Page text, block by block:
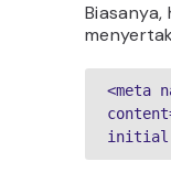
<meta
initial-